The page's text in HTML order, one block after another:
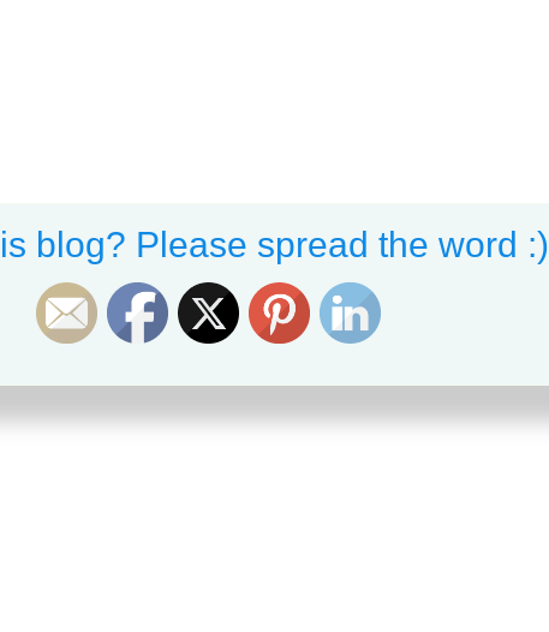
blog? Please spread the word :)